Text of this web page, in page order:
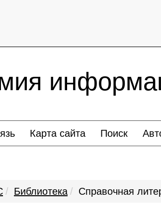
Карта сайта Поиск
Библиотека Справочная